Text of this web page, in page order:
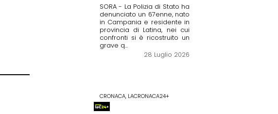
SORA - La Polizia di Stato ha
denunciato un 67enne, nato
in Campania e residente in
provincia di Latina, nei cui
confronti si è ricostruito un
grave q...
28 Luglio 2026
CRONACA, LACRONACA24+